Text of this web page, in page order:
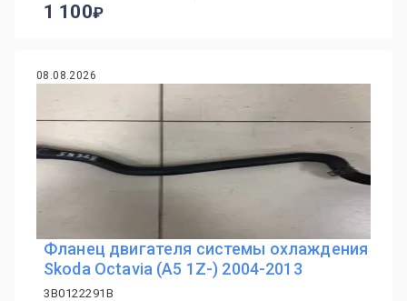
1 100
08.08.2026
Фланец двигателя системы охлаждения
Skoda Octavia (A5 1Z-) 2004-2013
3B0122291B